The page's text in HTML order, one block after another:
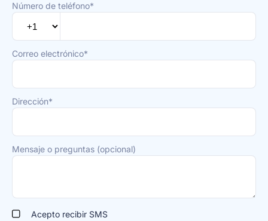
Número de teléfono*
Correo electrónico*
Dirección*
Mensaje o preguntas (opcional)
Acepto recibir SMS